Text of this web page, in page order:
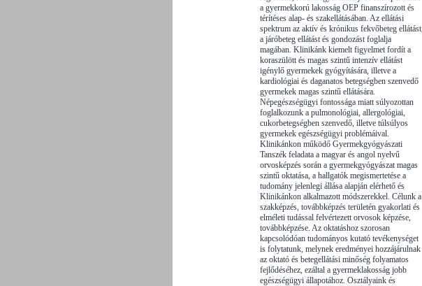
a gyermekkorú lakosság OEP finanszírozott és
térítéses alap- és szakellátásában. Az ellátási
spektrum az aktív és krónikus fekvőbeteg ellátást,
a járóbeteg ellátást és gondozást foglalja
magában. Klinikánk kiemelt figyelmet fordít a
koraszülött és magas szintű intenzív ellátást
igénylő gyermekek gyógyítására, illetve a
kardiológiai és daganatos betegségben szenvedő
gyermekek magas szintű ellátására.
Népegészségügyi fontossága miatt súlyozottan
foglalkozunk a pulmonológiai, allergológiai,
cukorbetegségben szenvedő, illetve túlsúlyos
gyermekek egészségügyi problémáival.
Klinikánkon működő Gyermekgyógyászati
Tanszék feladata a magyar és angol nyelvű
orvosképzés során a gyermekgyógyászat magas
szintű oktatása, a hallgatók megismertetése a
tudomány jelenlegi állása alapján elérhető és
Klinikánkon alkalmazott módszerekkel. Célunk a
szakképzés, továbbképzés területén gyakorlati és
elméleti tudással felvértezett orvosok képzése,
továbbképzése. Az oktatáshoz szorosan
kapcsolódóan tudományos kutató tevékenységet
is folytatunk, melynek eredményei hozzájárulnak
az oktató és betegellátási minőség folyamatos
fejlődéséhez, ezáltal a gyermeklakosság jobb
egészségügyi állapotához. Osztályaink és